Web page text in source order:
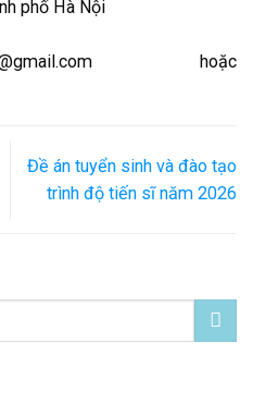
phố Hà Nội
hoặc
Đề án tuyển sinh và đào tạo
trình độ tiến sĩ năm 2026